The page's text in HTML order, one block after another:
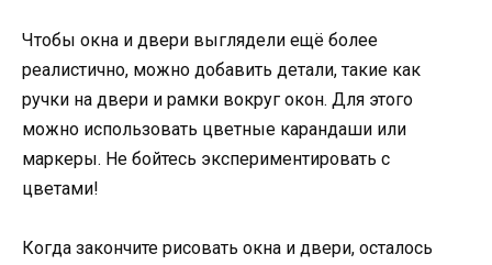
Чтобы окна и двери выглядели ещё более
реалистично, можно добавить детали, такие как
ручки на двери и рамки вокруг окон. Для этого
можно использовать цветные карандаши или
маркеры. Не бойтесь экспериментировать с
цветами!
Когда закончите рисовать окна и двери, осталось